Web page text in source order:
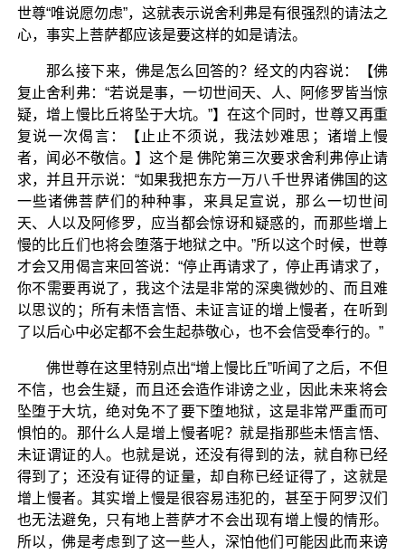
世尊“唯说愿勿虑”，这就表示说舍利弗是有很强烈的请法之
心，事实上菩萨都应该是要这样的如是请法。
那么接下来，佛是怎么回答的？经文的内容说：【佛
复止舍利弗：“若说是事，一切世间天、人、阿修罗皆当惊
疑，增上慢比丘将坠于大坑。”】在这个同时，世尊又再重
复说一次偈言：【止止不须说，我法妙难思；诸增上慢
者，闻必不敬信。】这个是 佛陀第三次要求舍利弗停止请
求，并且开示说：“如果我把东方一万八千世界诸佛国的这
一些诸佛菩萨们的种种事，来具足宣说，那么一切世间
天、人以及阿修罗，应当都会惊讶和疑惑的，而那些增上
慢的比丘们也将会堕落于地狱之中。”所以这个时候，世尊
才会又用偈言来回答说：“停止再请求了，停止再请求了，
你不需要再说了，我这个法是非常的深奥微妙的、而且难
以思议的；所有未悟言悟、未证言证的增上慢者，在听到
了以后心中必定都不会生起恭敬心，也不会信受奉行的。”
佛世尊在这里特别点出“增上慢比丘”听闻了之后，不但
不信，也会生疑，而且还会造作诽谤之业，因此未来将会
坠堕于大坑，绝对免不了要下堕地狱，这是非常严重而可
惧怕的。那什么人是增上慢者呢？就是指那些未悟言悟、
未证谓证的人。也就是说，还没有得到的法，就自称已经
得到了；还没有证得的证量，却自称已经证得了，这就是
增上慢者。其实增上慢是很容易违犯的，甚至于阿罗汉们
也无法避免，只有地上菩萨才不会出现有增上慢的情形。
所以，佛是考虑到了这一些人，深怕他们可能因此而来谤